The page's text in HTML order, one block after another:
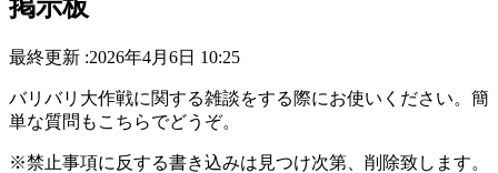
掲示板
最終更新 :2026年4月6日 10:25
バリバリ大作戦に関する雑談をする際にお使いください。簡
単な質問もこちらでどうぞ。
※禁止事項に反する書き込みは見つけ次第、削除致します。